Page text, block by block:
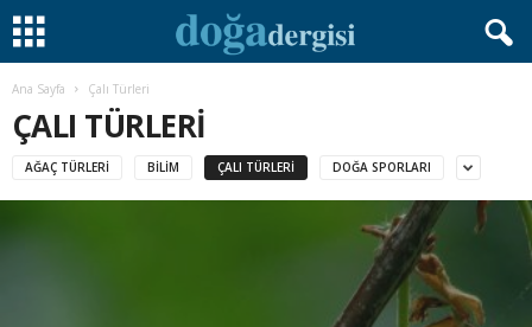
Ana Sayfa Çalı Türleri
ÇALI TÜRLERI
AĞAÇ TÜRLERI BILIM ÇALI TÜRLERI DOĞA SPORLARI